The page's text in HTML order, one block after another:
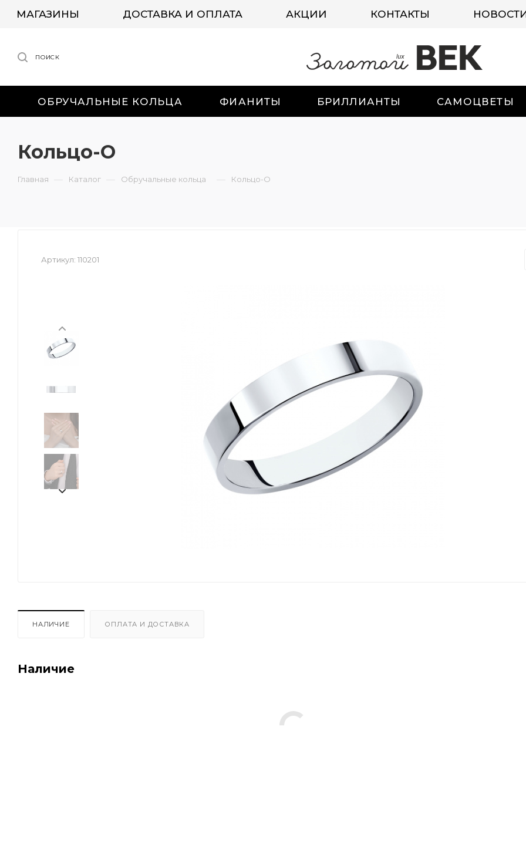
МАГАЗИНЫ ДОСТАВКА И ОПЛАТА АКЦИИ КОНТАКТЫ
ПОИСК
ОБРУЧАЛЬНЫЕ КОЛЬЦА ФИАНИТЫ БРИЛЛИАНТЫ САМОЦВЕТЫ
Кольцо-О
Главная — Каталог — Обручальные кольца — Кольцо-О
Артикул: 110201
НАЛИЧИЕ ОПЛАТА И ДОСТАВКА
Наличие